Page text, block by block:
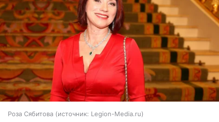
Роза Сябитова источник: Legion-Media.ru